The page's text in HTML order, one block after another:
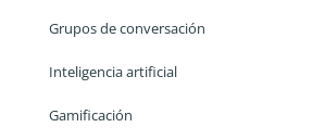
Grupos de conversación
Inteligencia artificial
Gamificación